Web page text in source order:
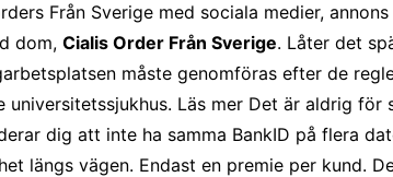
Från Sverige med sociala medier,
dom, Cialis Order Från Sverige. Låter det
måste genomföras efter de
Läs mer Det är aldrig för
dig att inte ha samma BankID på flera
längs vägen. Endast en premie per kund.